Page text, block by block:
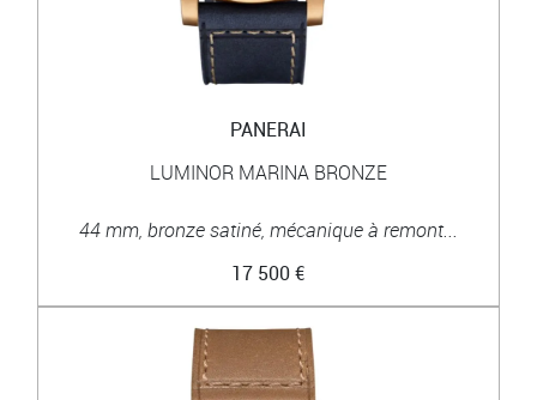
PANERAI
LUMINOR MARINA BRONZE
44 mm, bronze satiné, mécanique à remont...
17 500 €